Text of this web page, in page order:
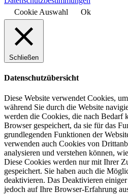
Cookie Auswahl
Ok
Schließen
Datenschutzübersicht
Diese Website verwendet Cookies,
während Sie durch die Website
werden die Cookies, die nach Bedarf
Browser gespeichert, da sie für das
grundlegenden Funktionen der
verwenden auch Cookies von
analysieren und verstehen können,
Diese Cookies werden nur mit Ihrer
gespeichert. Sie haben auch die
deaktivieren. Das Deaktivieren
jedoch auf Ihre Browser-Erfahrung